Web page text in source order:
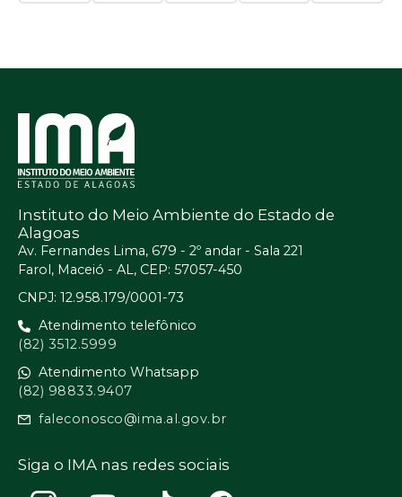
Instituto do Meio Ambiente do Estado de
Alagoas
Av. Fernandes Lima, 679 - 2º andar - Sala 221
Farol, Maceió - AL, CEP: 57057-450
CNPJ: 12.958.179/0001-73
Atendimento telefônico
(82) 3512.5999
Atendimento Whatsapp
(82) 98833.9407
faleconosco@ima.al.gov.br
Siga o IMA nas redes sociais